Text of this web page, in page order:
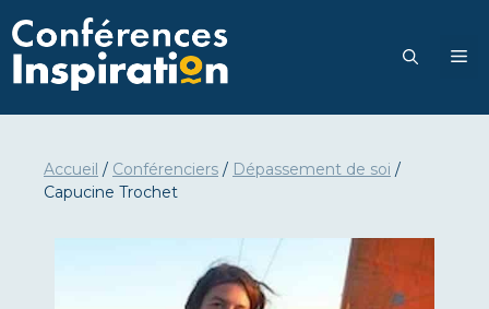
to
content
Accueil / Conférenciers / Dépassement de soi /
Capucine Trochet